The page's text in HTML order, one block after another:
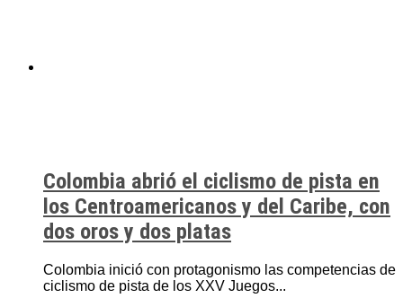
Colombia abrió el ciclismo de pista en
los Centroamericanos y del Caribe, con
dos oros y dos platas
Colombia inició con protagonismo las competencias de
ciclismo de pista de los XXV Juegos...